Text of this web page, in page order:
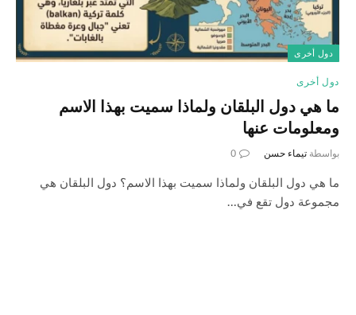
دول أخرى
دول أخرى
ما هي دول البلقان ولماذا سميت بهذا الاسم
ومعلومات عنها
بواسطة تيماء حسن 0
ما هي دول البلقان ولماذا سميت بهذا الاسم؟ دول البلقان هي
مجموعة دول تقع في…